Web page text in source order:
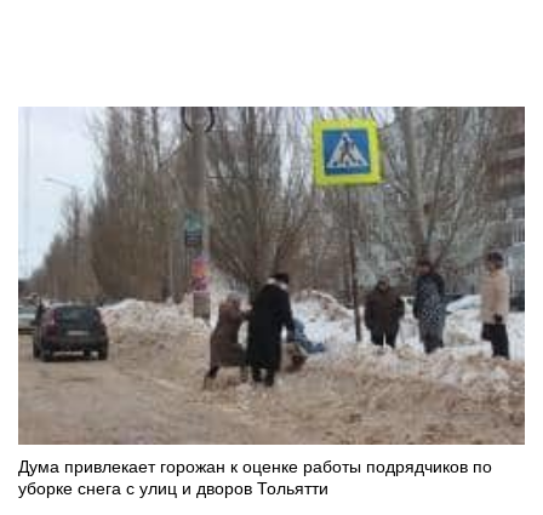
Дума привлекает горожан к оценке работы подрядчиков по
уборке снега с улиц и дворов Тольятти